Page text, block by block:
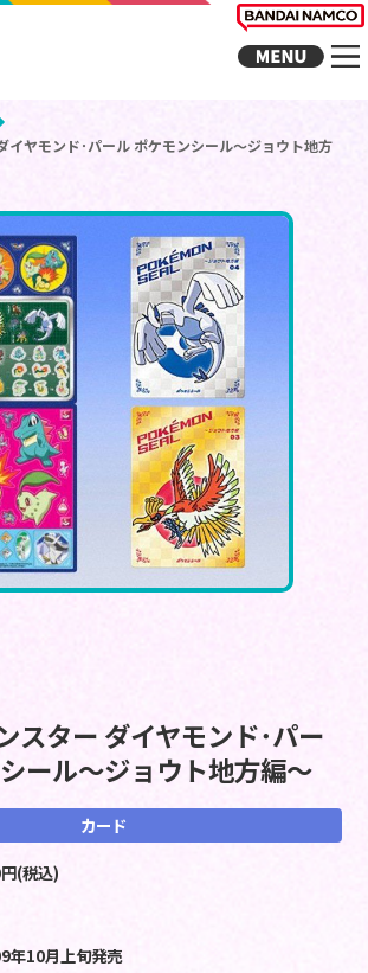
イヤモンド･パール ポケモンシール～ジョウト地方
スター ダイヤモンド･パー
ール～ジョウト地方編～
カード
円(税込)
年10月上旬発売